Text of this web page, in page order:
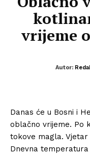
vrijeme
Autor:
Danas će u Bosni i
oblačno vrijeme. Po
tokove magla.
Dnevna temperatura